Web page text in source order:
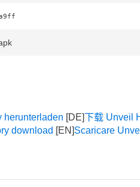
herunterladen
下载 Unveil
download
Scaricare